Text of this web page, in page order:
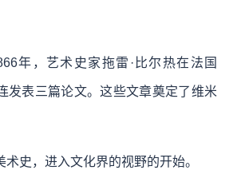
年，艺术史家拖雷·比尔热在法国
发表三篇论文。这些文章奠定了维米
史，进入文化界的视野的开始。